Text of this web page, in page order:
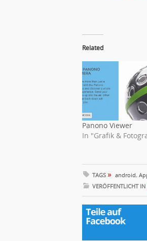
Related
Panono Viewer
In "Grafik &
TAGS » android,
VERÖFFENTLICHT IN